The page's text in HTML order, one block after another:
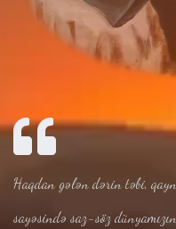
Haqdan gələn dərin təbi,
sayəsində saz-söz